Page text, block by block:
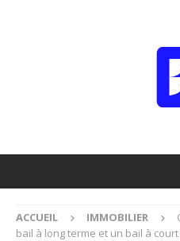
ACCUEIL IMMOBILIER
bail à long terme et un bail à